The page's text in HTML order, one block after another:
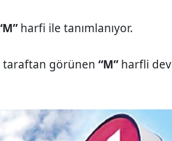
harfi ile tanımlanıyor.
taraftan görünen“M”harfli dev